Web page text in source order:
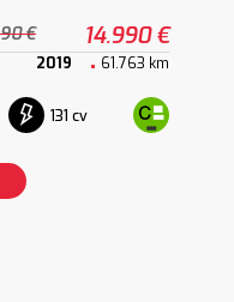
€ 14.990 €
2019 61.763 km
131 cv